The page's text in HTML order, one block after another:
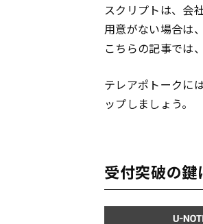
スクリプトは、会
用意がない場合は
こちらの記事では
テレアポトークに
ップしましょう。
受付突破の鍵